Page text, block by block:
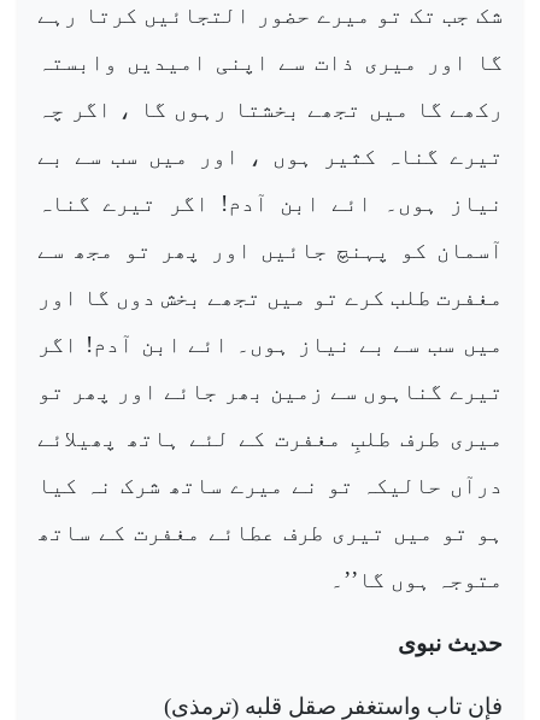
شک جب تک تو میرے حضور التجائیں کرتا رہے
گا اور میری ذات سے اپنی امیدیں وابستہ
رکھے گا میں تجھے بخشتا رہوں گا ، اگر چہ
تیرے گناہ کثیر ہوں ، اور میں سب سے بے
نیاز ہوں۔ ائے ابن آدم! اگر تیرے گناہ
آسمان کو پہنچ جائیں اور پھر تو مجھ سے
مغفرت طلب کرے تو میں تجھے بخش دوں گا اور
میں سب سے بے نیاز ہوں۔ ائے ابن آدم! اگر
تیرے گناہوں سے زمین بھر جائے اور پھر تو
میری طرف طلبِ مغفرت کے لئے ہاتھ پھیلائے
درآں حالیکہ تو نے میرے ساتھ شرک نہ کیا
ہو تو میں تیری طرف عطائے مغفرت کے ساتھ
متوجہ ہوں گا’’۔
حدیث نبوی
فإن تاب واستغفر صقل قلبه (ترمذی)